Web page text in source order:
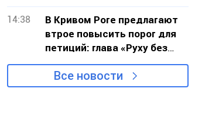
14:38
В Кривом Роге предлагают
втрое повысить порог для
петиций: глава «Руху без
меж» обратился к власти с
критикой проекта
Все новости